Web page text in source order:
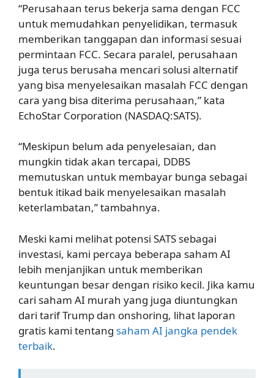
“Perusahaan terus bekerja sama dengan FCC
untuk memudahkan penyelidikan, termasuk
memberikan tanggapan dan informasi sesuai
permintaan FCC. Secara paralel, perusahaan
juga terus berusaha mencari solusi alternatif
yang bisa menyelesaikan masalah FCC dengan
cara yang bisa diterima perusahaan,” kata
EchoStar Corporation (NASDAQ:SATS).
“Meskipun belum ada penyelesaian, dan
mungkin tidak akan tercapai, DDBS
memutuskan untuk membayar bunga sebagai
bentuk itikad baik menyelesaikan masalah
keterlambatan,” tambahnya.
Meski kami melihat potensi SATS sebagai
investasi, kami percaya beberapa saham AI
lebih menjanjikan untuk memberikan
keuntungan besar dengan risiko kecil. Jika kamu
cari saham AI murah yang juga diuntungkan
dari tarif Trump dan onshoring, lihat laporan
gratis kami tentang saham AI jangka pendek
terbaik.